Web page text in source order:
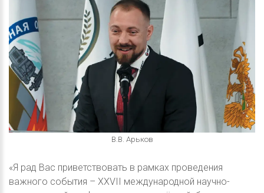
В.В. Арьков
«Я рад Вас приветствовать в рамках проведения
важного события – XXVII международной научно-